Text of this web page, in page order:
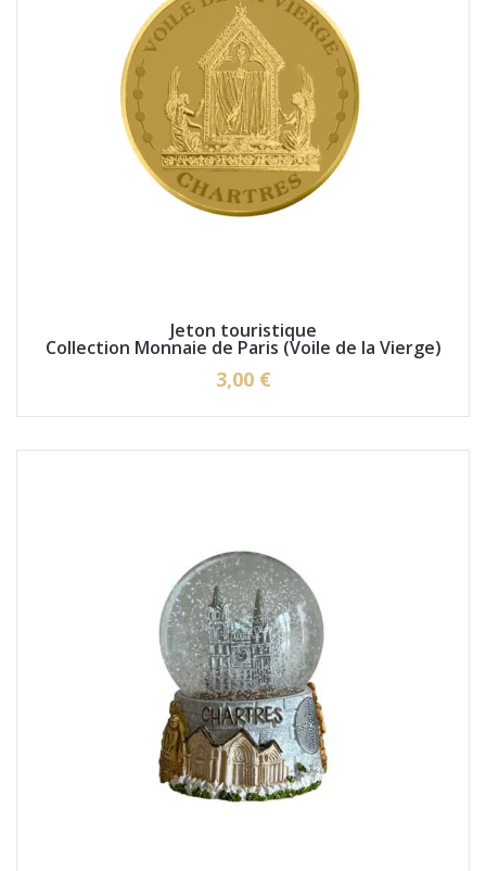
Jeton touristique
Collection Monnaie de Paris (Voile de la Vierge)
3,00 €